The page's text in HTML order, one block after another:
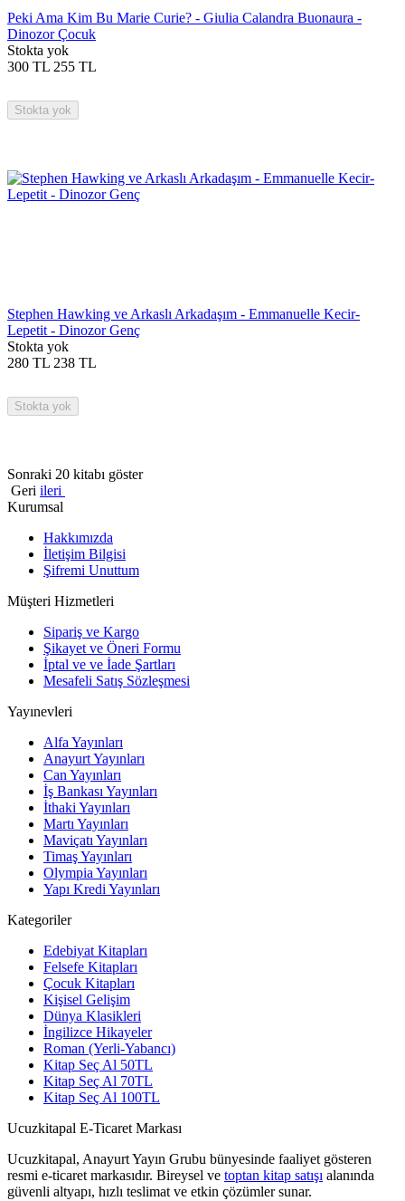
Peki Ama Kim Bu Marie Curie? - Giulia Calandra Buonaura -
Dinozor Çocuk
Stokta yok
300 TL 255 TL
Stokta yok
Stephen Hawking ve Arkaslı Arkadaşım - Emmanuelle Kecir-
Lepetit - Dinozor Genç
Stokta yok
280 TL 238 TL
Stokta yok
Sonraki 20 kitabı göster
Geri ileri
Kurumsal
Hakkımızda
İletişim Bilgisi
Şifremi Unuttum
Müşteri Hizmetleri
Sipariş ve Kargo
Şikayet ve Öneri Formu
İptal ve ve İade Şartları
Mesafeli Satış Sözleşmesi
Yayınevleri
Alfa Yayınları
Anayurt Yayınları
Can Yayınları
İş Bankası Yayınları
İthaki Yayınları
Martı Yayınları
Maviçatı Yayınları
Timaş Yayınları
Olympia Yayınları
Yapı Kredi Yayınları
Kategoriler
Edebiyat Kitapları
Felsefe Kitapları
Çocuk Kitapları
Kişisel Gelişim
Dünya Klasikleri
İngilizce Hikayeler
Roman (Yerli-Yabancı)
Kitap Seç Al 50TL
Kitap Seç Al 70TL
Kitap Seç Al 100TL
Ucuzkitapal E-Ticaret Markası
Ucuzkitapal, Anayurt Yayın Grubu bünyesinde faaliyet gösteren
resmi e-ticaret markasıdır. Bireysel ve toptan kitap satışı alanında
güvenli altyapı, hızlı teslimat ve etkin çözümler sunar.